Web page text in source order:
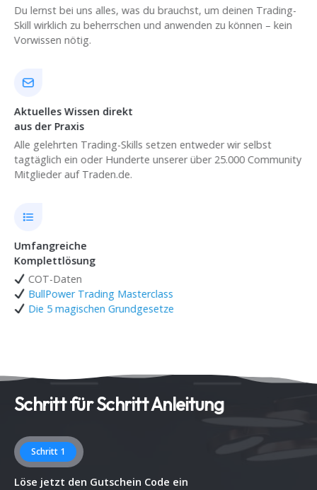
Du lernst bei uns alles, was du brauchst, um deinen Trading-
Skill wirklich zu beherrschen und anwenden zu können – kein
Vorwissen nötig.
Aktuelles Wissen direkt
aus der Praxis
Alle gelehrten Trading-Skills setzen entweder wir selbst
tagtäglich ein oder Hunderte unserer über 25.000 Community
Mitglieder auf Traden.de.
Umfangreiche
Komplettlösung
COT-Daten
BullPower Trading Masterclass
Die 5 magischen Grundgesetze
Schritt für Schritt Anleitung
Schritt 1
Löse jetzt den Gutschein Code ein